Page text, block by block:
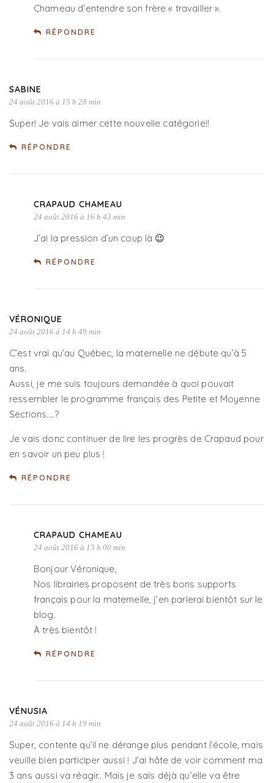
Chameau d’entendre son frère « travailler ».
RÉPONDRE
SABINE
24 août 2016 à 15 h 28 min
Super! Je vais aimer cette nouvelle catégorie!!
RÉPONDRE
CRAPAUD CHAMEAU
24 août 2016 à 16 h 43 min
J’ai la pression d’un coup là 😉
RÉPONDRE
VÉRONIQUE
24 août 2016 à 14 h 49 min
C’est vrai qu’au Québec, la maternelle ne débute qu’à 5
ans.
Aussi, je me suis toujours demandée à quoi pouvait
ressembler le programme français des Petite et Moyenne
Sections….?
Je vais donc continuer de lire les progrès de Crapaud pour
en savoir un peu plus !
RÉPONDRE
CRAPAUD CHAMEAU
24 août 2016 à 15 h 00 min
Bonjour Véronique,
Nos librairies proposent de très bons supports
français pour la maternelle, j’en parlerai bientôt sur le
blog.
À très bientôt !
RÉPONDRE
VÉNUSIA
24 août 2016 à 14 h 19 min
Super, contente qu’il ne dérange plus pendant l’école, mais
veuille bien participer aussi ! J’ai hâte de voir comment ma
3 ans aussi va réagir.. Mais je sais déjà qu’elle va être